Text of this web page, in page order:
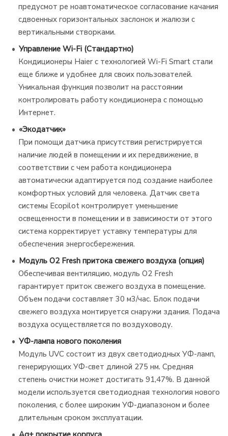
предусмот ре ноавтоматическое согласование качания
сдвоенных горизонтальных заслонок и жалюзи с
вертикальными створками.
Управление Wi-Fi (Стандартно)
Кондиционеры Haier с технологией Wi-Fi Smart стали
еще ближе и удобнее для своих пользователей.
Уникальная функция позволит на расстоянии
контролировать работу кондиционера с помощью
Интернет.
«Экодатчик»
При помощи датчика присутствия регистрируется
наличие людей в помещении и их передвижение, в
соответствии с чем работа кондиционера
автоматически адаптируется под создание наиболее
комфортных условий для человека. Датчик света
системы Ecopilot контролирует уменьшение
освещенности в помещении и в зависимости от этого
система корректирует уставку температуры для
обеспечения энергосбережения.
Модуль O2 Fresh притока свежего воздуха (опция)
Обеспечивая вентиляцию, модуль O2 Fresh
гарантирует приток свежего воздуха в помещение.
Объем подачи составляет 30 м3/час. Блок подачи
свежего воздуха монтируется снаружи здания. Подача
воздуха осуществляется по воздуховоду.
УФ-лампа нового поколения
Модуль UVC состоит из двух светодиодных УФ-ламп,
генерирующих УФ-свет длиной 275 нм. Средняя
степень очистки может достигать 91,47%. В данной
модели используется светодиодная технология нового
поколения, с более широким УФ-диапазоном и более
длительным сроком эксплуатации.